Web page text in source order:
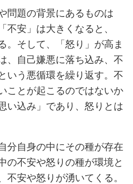
問題の背景にあるものは
不安」は大きくなると、
。そして、「怒り」が高ま
、自己嫌悪に落ち込み、不
いう悪循環を繰り返す。不
ことが起こるのではないか
い込み」であり、怒りとは
分自身の中にその種が存在
の不安や怒りの種が環境と
不安や怒りが湧いてくる。